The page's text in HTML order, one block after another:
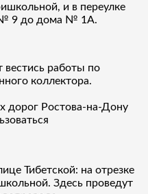
и в переулке
№ 9 до дома № 1А.
вестись работы по
коллектора.
дорог Ростова-на-Дону
Тибетской: на отрезке
Здесь проведут